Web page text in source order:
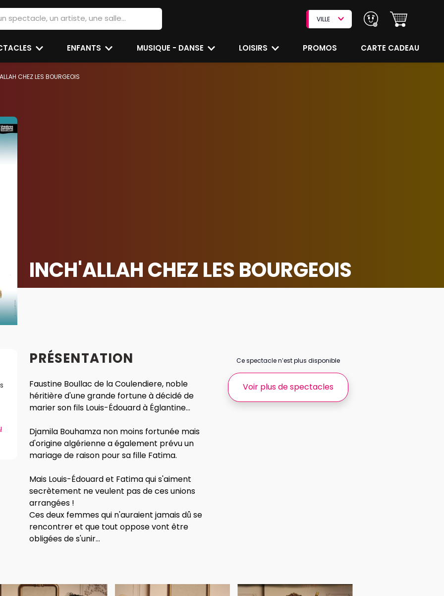
VILLE
ENFANTS MUSIQUE - DANSE LOISIRS PROMOS CARTE CADEAU
CHEZ LES BOURGEOIS
INCH'ALLAH CHEZ LES BOURGEOIS
PRÉSENTATION
Faustine Boullac de la Coulendiere, noble
héritière d'une grande fortune à décidé de
marier son fils Louis-Édouard à Églantine...
Djamila Bouhamza non moins fortunée mais
d'origine algérienne a également prévu un
mariage de raison pour sa fille Fatima.
Mais Louis-Édouard et Fatima qui s'aiment
secrètement ne veulent pas de ces unions
arrangées !
Ces deux femmes qui n'auraient jamais dû se
rencontrer et que tout oppose vont être
obligées de s'unir...
Ce spectacle n’est plus disponible
Voir plus de spectacles